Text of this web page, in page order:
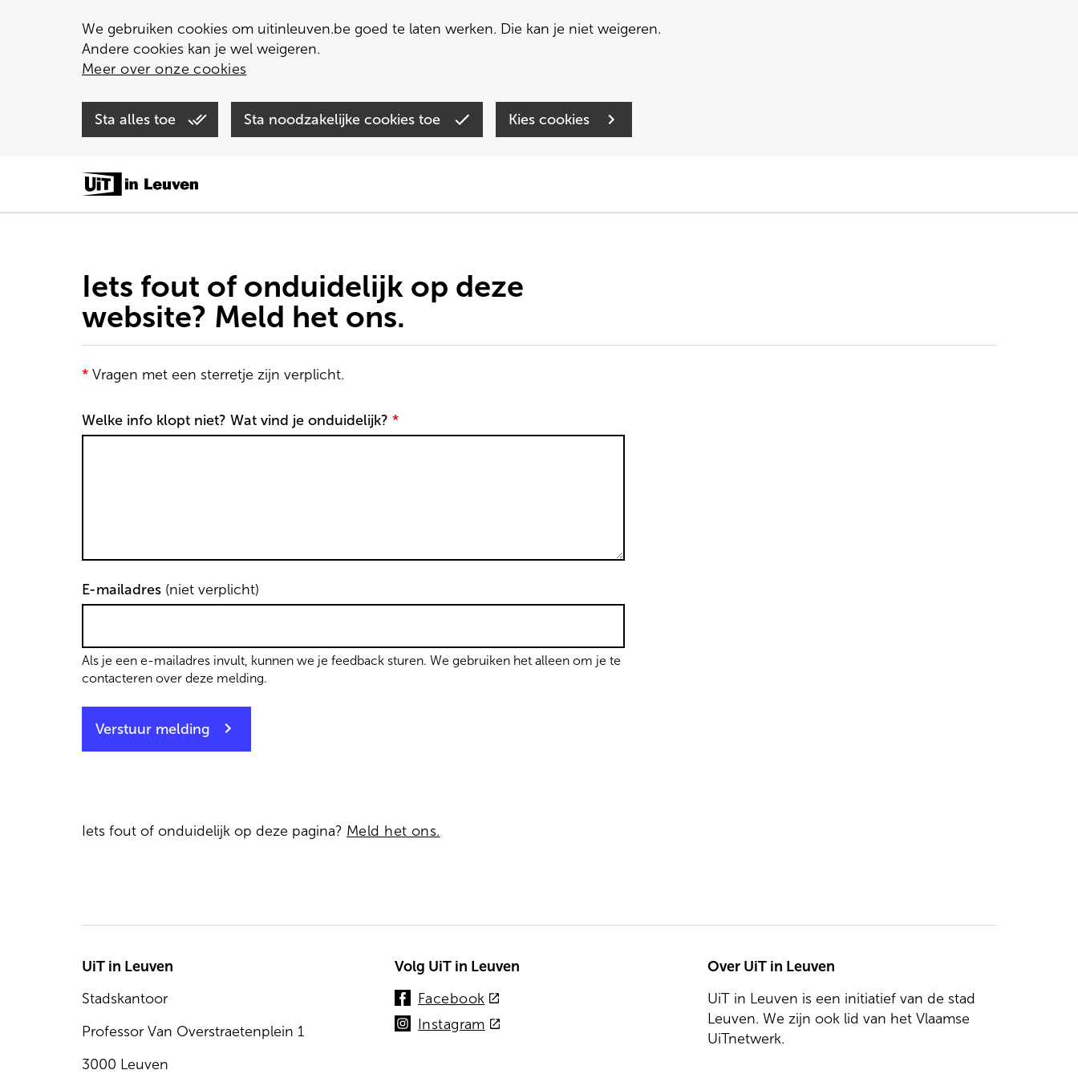
We gebruiken cookies om uitinleuven.be goed te laten werken. Die kan je niet weigeren.
Andere cookies kan je wel weigeren.
Meer over onze cookies
Sta alles toe Sta noodzakelijke cookies toe Kies cookies
Iets fout of onduidelijk op deze
website? Meld het ons.
* Vragen met een sterretje zijn verplicht.
Welke info klopt niet? Wat vind je onduidelijk? *
E-mailadres (niet verplicht)
Als je een e-mailadres invult, kunnen we je feedback sturen. We gebruiken het alleen om je te
contacteren over deze melding.
Verstuur melding
Iets fout of onduidelijk op deze pagina? Meld het ons.
UiT in Leuven
Stadskantoor
Professor Van Overstraetenplein 1
3000 Leuven
Volg UiT in Leuven
Facebook (externe
link)
Instagram(externe
Over UiT in Leuven
UiT in Leuven is een initiatief van de stad
Leuven. We zijn ook lid van het Vlaamse
UiTnetwerk.